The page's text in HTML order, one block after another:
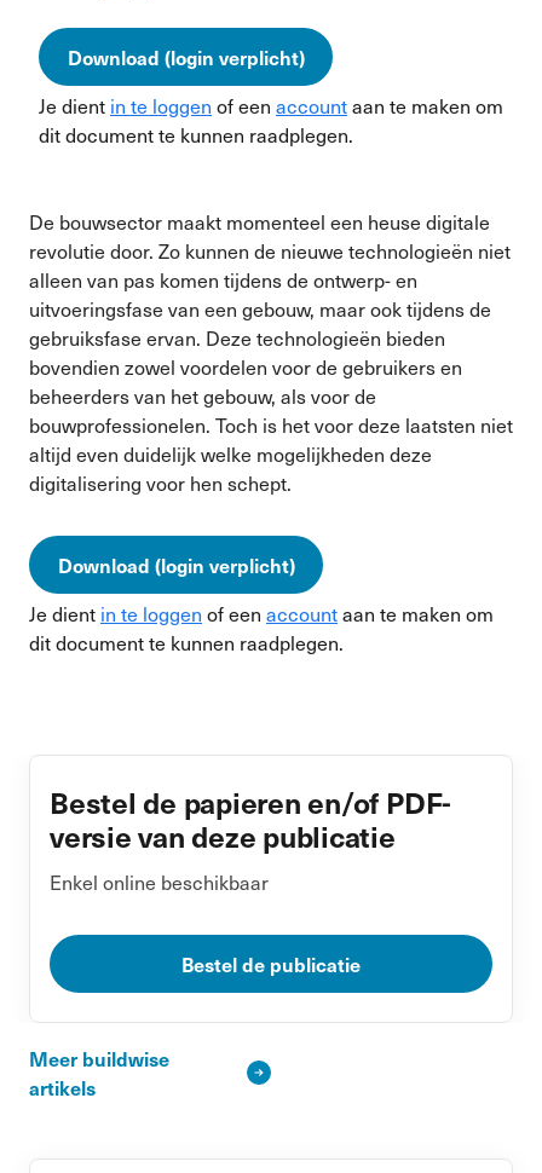
Download (login verplicht)
Je dient in te loggen of een accountaan te maken om
dit document te kunnen raadplegen.
De bouwsector maakt momenteel een heuse digitale
revolutie door. Zo kunnen de nieuwe technologieën niet
alleen van pas komen tijdens de ontwerp- en
uitvoeringsfase van een gebouw, maar ook tijdens de
gebruiksfase ervan. Deze technologieën bieden
bovendien zowel voordelen voor de gebruikers en
beheerders van het gebouw, als voor de
bouwprofessionelen. Toch is het voor deze laatsten niet
altijd even duidelijk welke mogelijkheden deze
digitalisering voor hen schept.
Download (login verplicht)
Je dient in te loggen of een accountaan te maken om
dit document te kunnen raadplegen.
Bestel de papieren en/of PDF-
versie van deze publicatie
Enkel online beschikbaar
Bestel de publicatie
Meer buildwise
artikels